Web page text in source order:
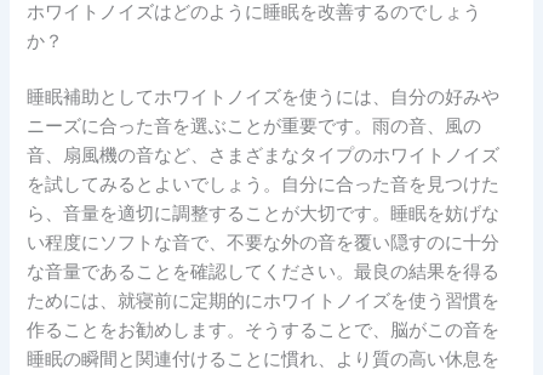
ホワイトノイズはどのように睡眠を改善するのでしょう
か？
睡眠補助としてホワイトノイズを使うには、自分の好みや
ニーズに合った音を選ぶことが重要です。雨の音、風の
音、扇風機の音など、さまざまなタイプのホワイトノイズ
を試してみるとよいでしょう。自分に合った音を見つけた
ら、音量を適切に調整することが大切です。睡眠を妨げな
い程度にソフトな音で、不要な外の音を覆い隠すのに十分
な音量であることを確認してください。最良の結果を得る
ためには、就寝前に定期的にホワイトノイズを使う習慣を
作ることをお勧めします。そうすることで、脳がこの音を
睡眠の瞬間と関連付けることに慣れ、より質の高い休息を